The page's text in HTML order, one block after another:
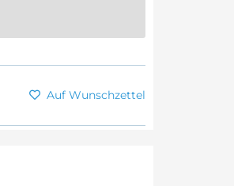
Auf Wunschzettel